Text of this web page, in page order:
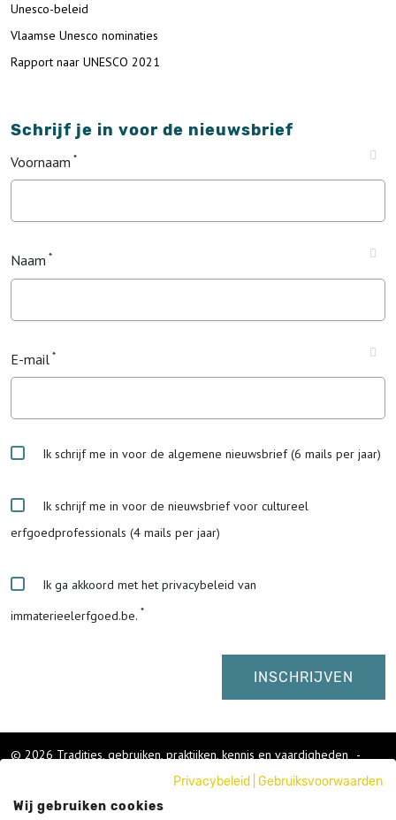
Unesco-beleid
Vlaamse Unesco nominaties
Rapport naar UNESCO 2021
Schrijf je in voor de nieuwsbrief
Voornaam
Naam
E-mail
Ik schrijf me in voor de algemene nieuwsbrief (6 mails per jaar)
Ik schrijf me in voor de nieuwsbrief voor cultureel
erfgoedprofessionals (4 mails per jaar)
Ik ga akkoord met het privacybeleid van
immaterieelerfgoed.be.
© 2026 Tradities, gebruiken, praktijken, kennis en vaardigheden
-
Gebruikersvoorwaarden
Privacybeleid
Gebruiksvoorwaarden
Wij gebruiken cookies